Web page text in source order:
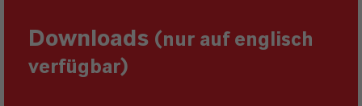
Downloads (nur auf englisch
verfügbar)